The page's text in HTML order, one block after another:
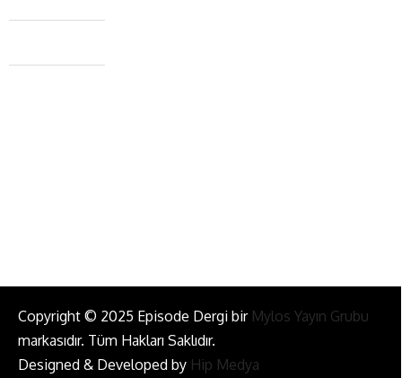
Caferağa Mah. Dr. Şakir Paşa Sok. No3/A Kadıköy İstanbul
+90 543 345 46 00
Copyright © 2025 Episode Dergi bir Mylos Yayın Grubu
markasıdır. Tüm Hakları Saklıdır.
Designed & Developed by Hip Medya